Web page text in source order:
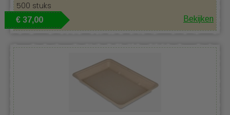
500 stuks
€ 37,00 Bekijken